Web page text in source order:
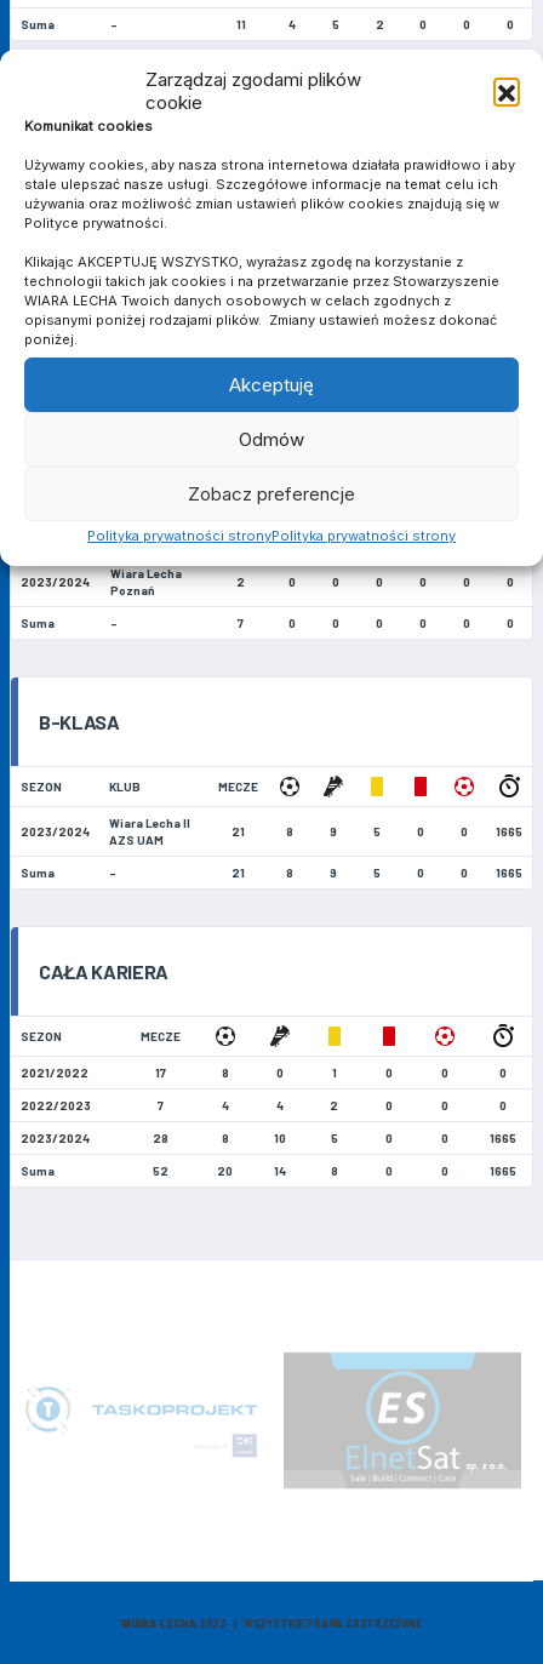
Zarządzaj zgodami plików
cookie
Komunikat cookies
Używamy cookies, aby nasza strona internetowa działała prawidłowo i aby
stale ulepszać nasze usługi. Szczegółowe informacje na temat celu ich
używania oraz możliwość zmian ustawień plików cookies znajdują się w
Polityce prywatności.
Klikając AKCEPTUJĘ WSZYSTKO, wyrażasz zgodę na korzystanie z
technologii takich jak cookies i na przetwarzanie przez Stowarzyszenie
WIARA LECHA Twoich danych osobowych w celach zgodnych z
opisanymi poniżej rodzajami plików. Zmiany ustawień możesz dokonać
poniżej.
Akceptuję
Odmów
Zobacz preferencje
Polityka prywatności stronyPolityka prywatności strony
Suma - 11 4 5 2 0 0 0
III LIGA FUTSALU
SEZON KLUB MECZE
2021/2022
Wiara Lecha
Suma 13 0
PUCHAR POLSKI W FUTSALU
MECZE
2022/2023
Poznań
1 0 0 0 0
2023/2024
Wiara Lecha
Poznań
2 0 0 0 0 0 0
Suma - 7 0 0 0 0 0 0
B-KLASA
SEZON KLUB MECZE
2023/2024
Wiara Lecha II
AZS UAM
21 8 9 5 0 0 1665
Suma - 21 8 9 5 0 0 1665
CAŁA KARIERA
SEZON MECZE
2021/2022 17 8 0 1 0 0 0
2022/2023 7 4 4 2 0 0 0
2023/2024 28 8 10 5 0 0 1665
Suma 52 20 14 8 0 0 1665
WIARA LECHA 2023 | WSZYSTKIE PRAWA ZASTRZEŻONE